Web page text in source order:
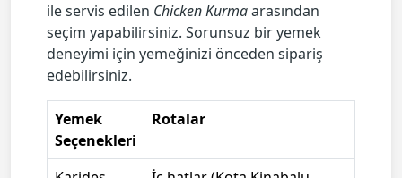
ile servis edilen Chicken Kurmaarasından
seçim yapabilirsiniz. Sorunsuz bir yemek
deneyimi için yemeğinizi önceden sipariş
edebilirsiniz.
Yemek
Seçenekleri
Rotalar